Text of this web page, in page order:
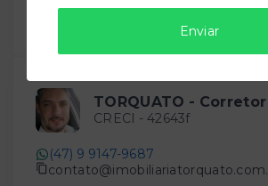
TORQUATO -
CRECI - 42643f
(47) 9 9147-9687
Enviar